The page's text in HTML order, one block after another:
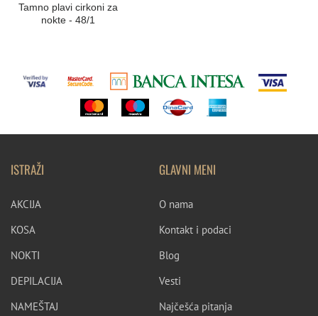
Tamno plavi cirkoni za
nokte - 48/1
ISTRAŽI
AKCIJA
KOSA
NOKTI
DEPILACIJA
NAMEŠTAJ
GLAVNI MENI
O nama
Kontakt i podaci
Blog
Vesti
Najčešća pitanja